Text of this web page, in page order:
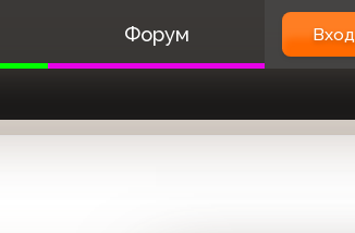
Форум Вход